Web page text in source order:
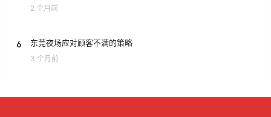
2 个月前
6 东莞夜场应对顾客不满的策略
3 个月前